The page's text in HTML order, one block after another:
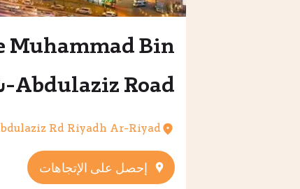
Muhammad Bin
Abdulaziz Road-شارع التحلية
Rd Riyadh Ar-Riyad
إحصل على الإتجاهات